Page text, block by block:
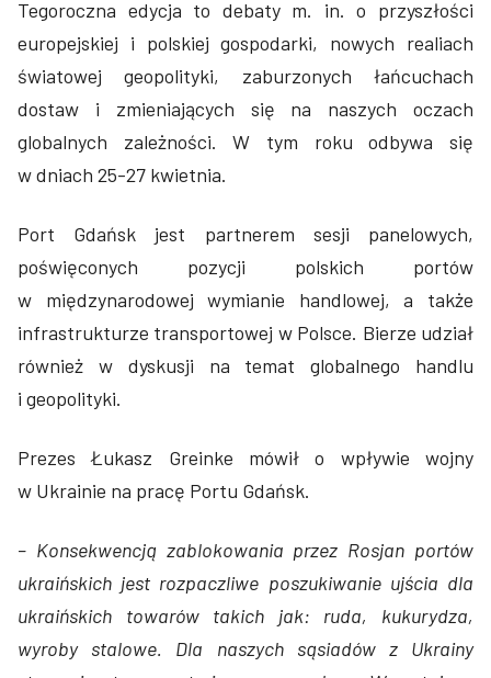
Tegoroczna edycja to debaty m. in. o przyszłości
europejskiej i polskiej gospodarki, nowych realiach
światowej geopolityki, zaburzonych łańcuchach
dostaw i zmieniających się na naszych oczach
globalnych zależności. W tym roku odbywa się
w dniach 25-27 kwietnia.
Port Gdańsk jest partnerem sesji panelowych,
poświęconych pozycji polskich portów
w międzynarodowej wymianie handlowej, a także
infrastrukturze transportowej w Polsce. Bierze udział
również w dyskusji na temat globalnego handlu
i geopolityki.
Prezes Łukasz Greinke mówił o wpływie wojny
w Ukrainie na pracę Portu Gdańsk.
– Konsekwencją zablokowania przez Rosjan portów
ukraińskich jest rozpaczliwe poszukiwanie ujścia dla
ukraińskich towarów takich jak: ruda, kukurydza,
wyroby stalowe. Dla naszych sąsiadów z Ukrainy